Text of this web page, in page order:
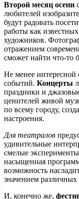
Второй месяц осени
любителей
будут радовать
работы как
художников.
отражением
сможет найти что-то
Не менее
событий. Концерты
праздники и
ценителей живой
по всему городу,
настроения.
Для театралов
удивительные
смелые
насыщенная
возможность
значением различных
И, конечно же,